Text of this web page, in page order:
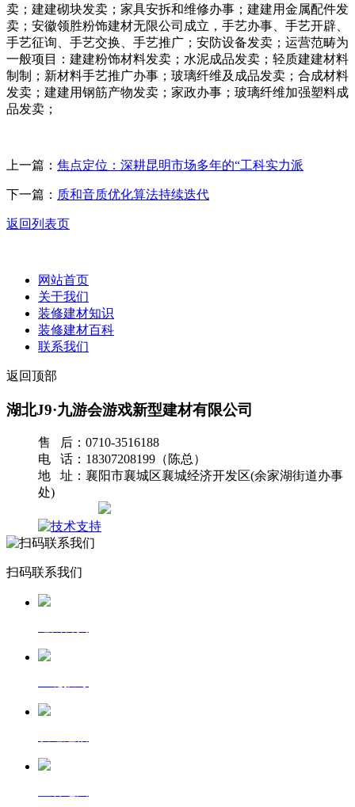
卖；建建砌块发卖；家具安拆和维修办事；建建用金属配件发
卖；安徽领胜粉饰建材无限公司成立，手艺办事、手艺开辟、
手艺征询、手艺交换、手艺推广；安防设备发卖；运营范畴为
一般项目：建建粉饰材料发卖；水泥成品发卖；轻质建建材料
制制；新材料手艺推广办事；玻璃纤维及成品发卖；合成材料
发卖；建建用钢筋产物发卖；家政办事；玻璃纤维加强塑料成
品发卖；
上一篇： 焦点定位：深耕昆明市场多年的“工科实力派
下一篇： 质和音质优化算法持续迭代
返回列表页
网站首页
关于我们
装修建材知识
装修建材百科
联系我们
返回顶部
湖北J9·九游会游戏新型建材有限公司
售 后：0710-3516188
电 话：18307208199（陈总）
地 址：襄阳市襄城区襄城经济开发区(余家湖街道办事
处)
扫码联系我们